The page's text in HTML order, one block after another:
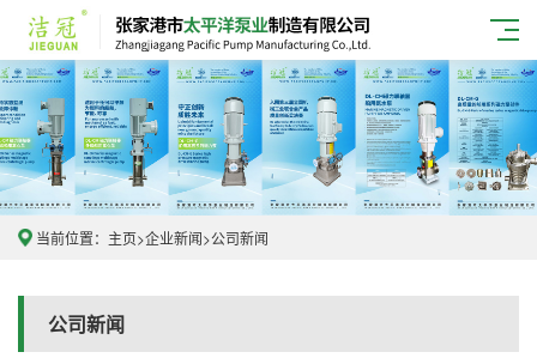
当前位置： 主页>企业新闻>公司新闻
公司新闻